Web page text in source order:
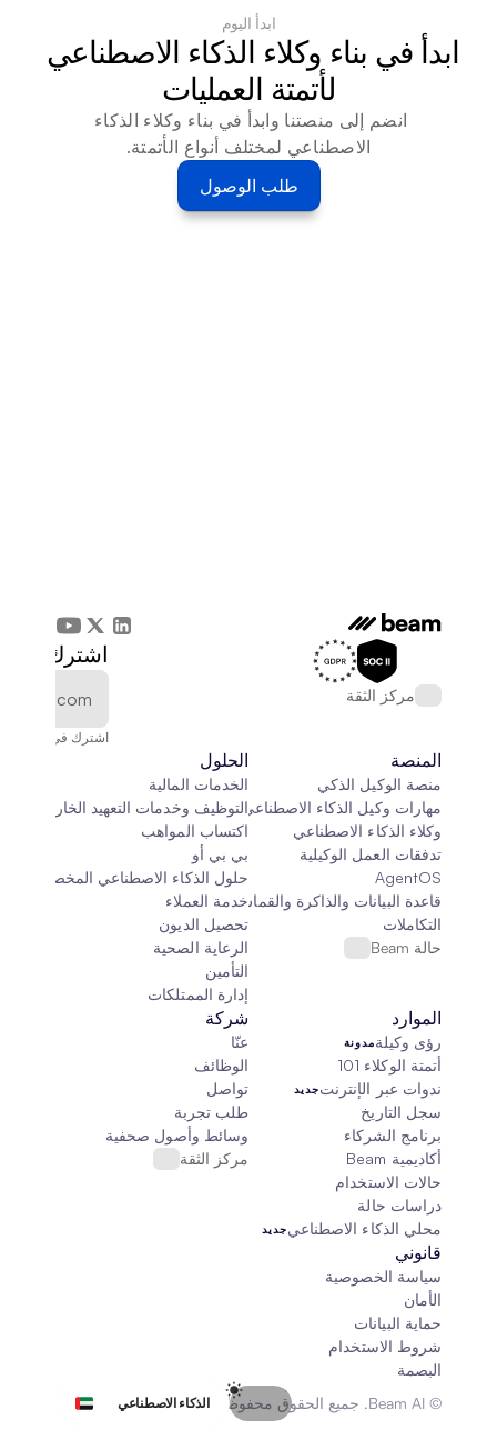
ابدأ اليوم
لأتمتة العمليات
الاصطناعي لمختلف أنواع الأتمتة.
طلب الوصول
مركز الثقة
اشترك في
اشترك في النشرة
المنصة
منصة الوكيل الذكي
مهارات وكيل الذكاء الاصطناعي
وكلاء الذكاء الاصطناعي
تدفقات العمل الوكيلية
AgentOS
قاعدة البيانات والذاكرة والقماش
التكاملات
حالة Beam
الحلول
الخدمات المالية
التوظيف وخدمات التعهيد الخارجي
اكتساب المواهب
بي بي أو
حلول الذكاء الاصطناعي المخصصة
خدمة العملاء
تحصيل الديون
الرعاية الصحية
التأمين
إدارة الممتلكات
الموارد
رؤى وكيلةمدونة
أتمتة الوكلاء 101
ندوات عبر الإنترنتجديد
سجل التاريخ
برنامج الشركاء
أكاديمية Beam
حالات الاستخدام
دراسات حالة
محلي الذكاء الاصطناعيجديد
شركة
عنّا
الوظائف
تواصل
طلب تجربة
وسائط وأصول صحفية
مركز الثقة
قانوني
سياسة الخصوصية
الأمان
حماية البيانات
شروط الاستخدام
البصمة
© Beam AI. جميع الحقوق محفوظة 2026
Select Language
الذكاء الاصطناعي